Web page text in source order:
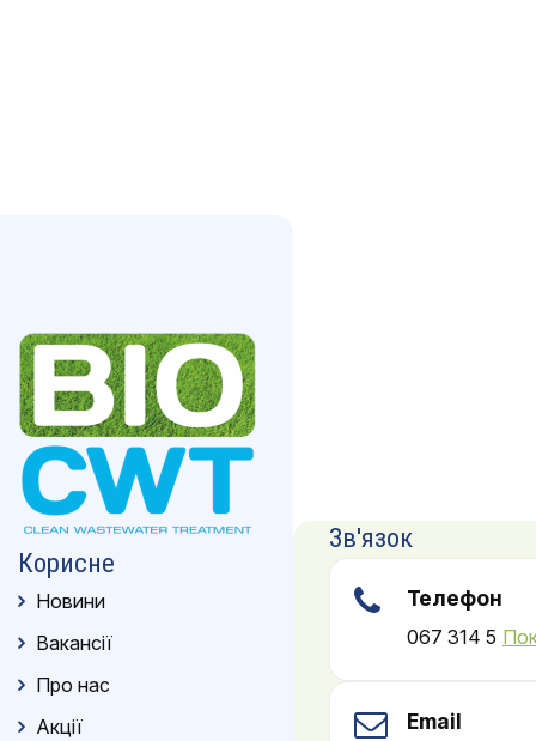
Корисне
Новини
Вакансії
Про нас
Акції
Зв'язок
Телефон
067 314 5
Email